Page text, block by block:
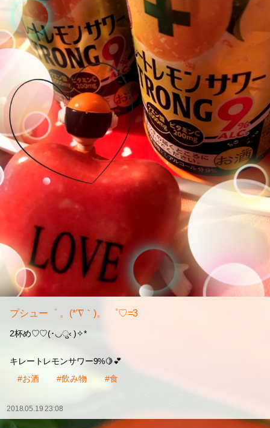
プシュー゜ 。(*′∇｀)。 ゜♡=3
2杯め♡♡(･◡ु‹ )✧*
キレートレモンサワー9%🍋💕
#お酒
#飲み物 #食
2018.05.19 23:08